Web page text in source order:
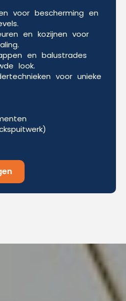
voor bescherming en
en kozijnen voor
en balustrades
look.
voor unieke